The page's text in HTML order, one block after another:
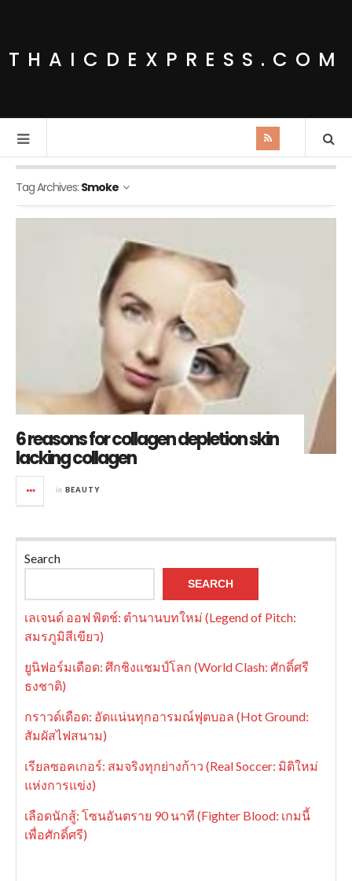
THAICDEXPRESS.COM
Tag Archives: Smoke
6 reasons for collagen depletion skin
lacking collagen
in BEAUTY
Search
SEARCH
เลเจนด์ ออฟ พิตช์: ตำนานบทใหม่ (Legend of Pitch:
สมรภูมิสีเขียว)
ยูนิฟอร์มเดือด: ศึกชิงแชมป์โลก (World Clash: ศักดิ์ศรี
ธงชาติ)
กราวด์เดือด: อัดแน่นทุกอารมณ์ฟุตบอล (Hot Ground:
สัมผัสไฟสนาม)
เรียลซอคเกอร์: สมจริงทุกย่างก้าว (Real Soccer: มิติใหม่
แห่งการแข่ง)
เลือดนักสู้: โซนอันตราย 90 นาที (Fighter Blood: เกมนี้
เพื่อศักดิ์ศรี)